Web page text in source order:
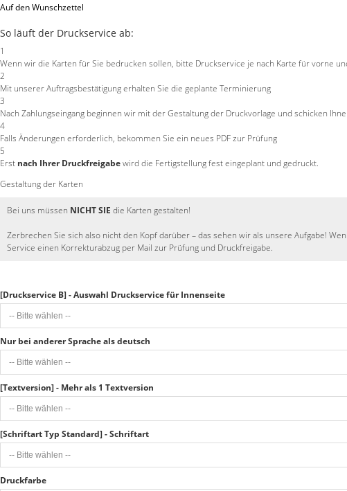
Auf den Wunschzettel
So läuft der Druckservice ab:
1
Wenn wir die Karten für Sie bedrucken sollen, bitte Druckservice je nach Karte für vorne
2
Mit unserer Auftragsbestätigung erhalten Sie die geplante Terminierung
3
Nach Zahlungseingang beginnen wir mit der Gestaltung der Druckvorlage und schicken
4
Falls Änderungen erforderlich, bekommen Sie ein neues PDF zur Prüfung
5
Erst nach Ihrer Druckfreigabewird die Fertigstellung fest eingeplant und gedruckt.
Gestaltung der Karten
Bei uns müssen NICHT SIE die Karten gestalten!
Zerbrechen Sie sich also nicht den Kopf darüber – das sehen wir als unsere Aufgabe!
Service einen Korrekturabzug per Mail zur Prüfung und Druckfreigabe.
[Druckservice B] - Auswahl Druckservice für Innenseite
Nur bei anderer Sprache als deutsch
[Textversion] - Mehr als 1 Textversion
[Schriftart Typ Standard] - Schriftart
Druckfarbe